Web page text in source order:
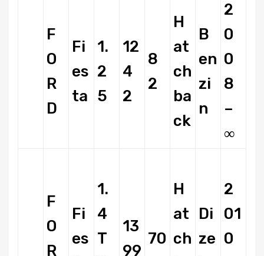
F
O
R
D
Fi
es
ta
1.
2
5
12
4
2
8
2
H
at
ch
ba
ck
B
en
zi
n
2
0
0
8
–
∞
F
O
R
Fi
es
1.
4
T
13
99
70
H
at
ch
Di
ze
2
01
0